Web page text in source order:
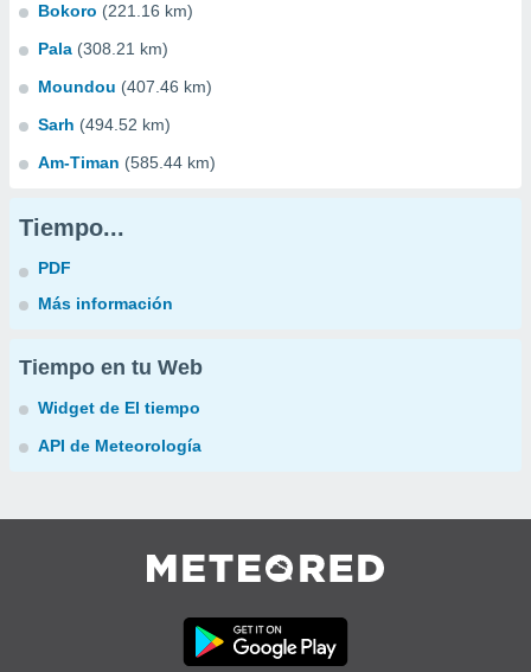
Bokoro (221.16 km)
Pala (308.21 km)
Moundou (407.46 km)
Sarh (494.52 km)
Am-Timan (585.44 km)
Tiempo...
PDF
Más información
Tiempo en tu Web
Widget de El tiempo
API de Meteorología